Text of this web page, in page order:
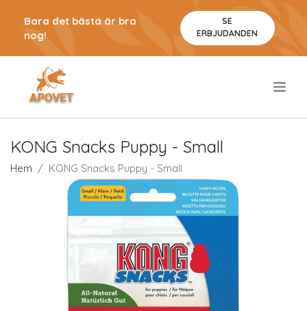
Bara det bästa är bra
nog!
SE
ERBJUDANDEN
KONG Snacks Puppy - Small
Hem KONG Snacks Puppy - Small